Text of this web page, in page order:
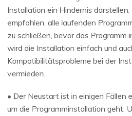
Installation ein Hindernis
empfohlen, alle laufenden
zu schließen, bevor das Programm
wird die Installation einfach und
Kompatibilitätsprobleme bei der
vermieden.
• Der Neustart ist in einigen Fällen
um die Programminstallation geht.